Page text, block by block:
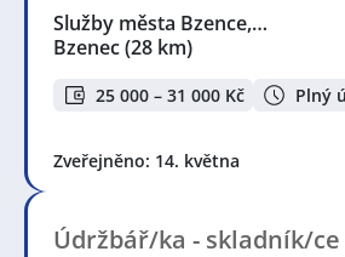
Služby města Bzence,…
Bzenec(28 km)
25 000 – 31 000 Kč Plný
Zveřejněno: 14. května
Údržbář/ka - skladník/ce